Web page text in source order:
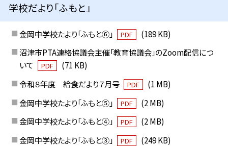
学校だより「ふもと」
金岡中学校たより「ふもと⑥」 PDF
(189 KB)
沼津市PTA連絡協議会主催「教育協議会」のZoom配信につ
いて
PDF
(71 KB)
令和８年度 給食だより７月号
PDF
(1 MB)
金岡中学校たより「ふもと⑤」
PDF
(2 MB)
金岡中学校たより「ふもと④」
PDF
(2 MB)
金岡中学校たより「ふもと③」
PDF
(249 KB)